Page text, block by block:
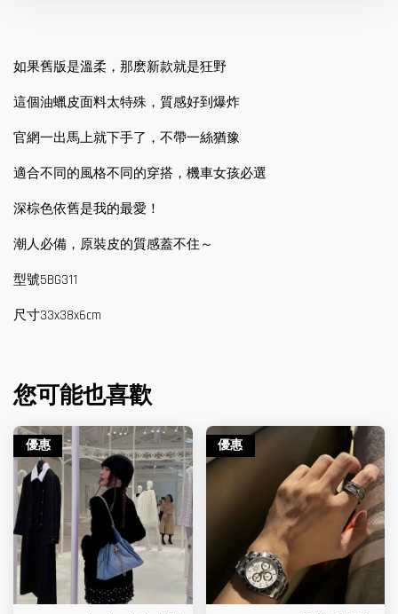
如果舊版是溫柔，那麽新款就是狂野
這個油蠟皮面料太特殊，質感好到爆炸
官網一出馬上就下手了，不帶一絲猶豫
適合不同的風格不同的穿搭，機車女孩必選
深棕色依舊是我的最愛！
潮人必備，原裝皮的質感蓋不住～
型號5BG311
尺寸33x38x6cm
您可能也喜歡
優惠 優惠